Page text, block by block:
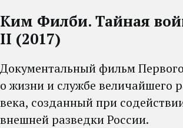
Ким Филби. Тайная
II (2017)
Документальный фильм
о жизни и службе величайшего
века, созданный при
внешней разведки России.